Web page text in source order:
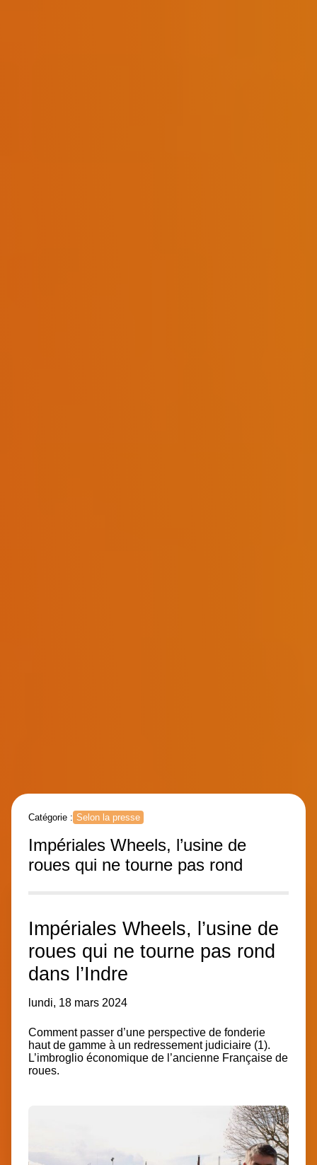
Catégorie : Selon la presse
Impériales Wheels, l’usine de
roues qui ne tourne pas rond
Impériales Wheels, l’usine de
roues qui ne tourne pas rond
dans l’Indre
lundi, 18 mars 2024
Comment passer d’une perspective de fonderie
haut de gamme à un redressement judiciaire (1).
L’imbroglio économique de l’ancienne Française de
roues.